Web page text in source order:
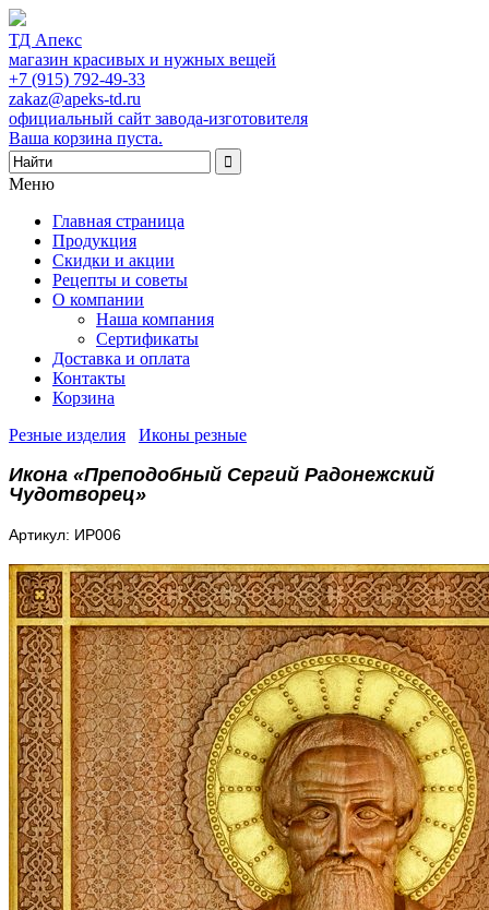
ТД Апекс
магазин красивых и нужных вещей
+7 (915) 792-49-33
zakaz@apeks-td.ru
официальный сайт завода-изготовителя
Ваша корзина пуста.
Меню
Главная страница
Продукция
Скидки и акции
Рецепты и советы
О компании
Наша компания
Сертификаты
Доставка и оплата
Контакты
Корзина
Резные изделия
Иконы резные
Икона «Преподобный Сергий Радонежский
Чудотворец»
Артикул: ИР006